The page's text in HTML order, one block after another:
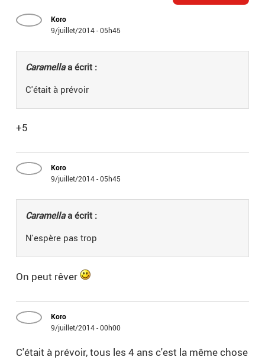
Koro
9/juillet/2014 - 05h45
Caramellaa écrit :
C'était à prévoir
+5
Koro
9/juillet/2014 - 05h45
Caramellaa écrit :
N'espère pas trop
On peut rêver
Koro
9/juillet/2014 - 00h00
C'était à prévoir, tous les 4 ans c'est la même chose